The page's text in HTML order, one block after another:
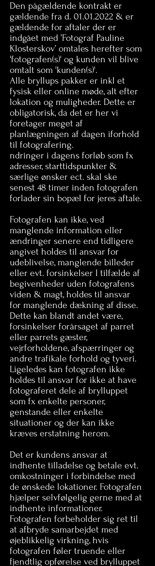
Den pågældende kontrakt er
gældende fra d. 01.01.2022 & er
gældende for aftaler der er
indgået med ’Fotograf Pauline
Klosterskov’ omtales herefter som
'fotografen(s)' og kunden vil blive
omtalt som 'kunden(s)'.
Alle bryllups pakker er inkl et
fysisk eller online møde, alt efter
lokation og muligheder. Dette er
obligatorisk, da det er her vi
foretager meget af
planlægningen af dagen iforhold
til fotografering.
ndringer i dagens forløb som fx
adresser, starttidspunkter &
særlige ønsker ect. skal ske
senest 48 timer inden fotografen
forlader sin bopæl for jeres aftale.
Fotografen kan ikke, ved
manglende information eller
ændringer senere end tidligere
angivet holdes til ansvar for
udeblivelse, manglende billeder
eller evt. forsinkelser I tilfælde af
begivenheder uden fotografens
viden & magt, holdes til ansvar
for manglende dækning af disse.
Dette kan blandt andet være,
forsinkelser forårsaget af parret
eller parrets gæster,
vejrforholdene, afspærringer og
andre trafikale forhold og tyveri.
Ligeledes kan fotografen ikke
holdes til ansvar for ikke at have
fotograferet dele af brylluppet
som fx enkelte personer,
genstande eller enkelte
situationer og der kan ikke
kræves erstatning herom.
Det er kundens ansvar at
indhente tilladelse og betale evt.
omkostninger i forbindelse med
de ønskede lokationer. Fotografen
hjælper selvfølgelig gerne med at
indhente informationer.
Fotografen forbeholder sig ret til
at afbryde samarbejdet med
øjeblikkelig virkning, hvis
fotografen føler truende eller
fjendtlig opførelse ved brylluppet